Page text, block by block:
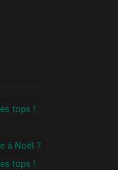
tops !
à Noël ?
tops !